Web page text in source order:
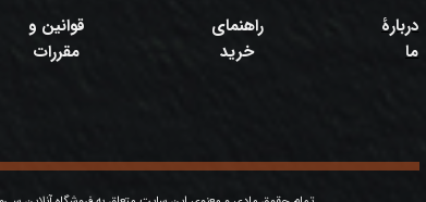
دربارۀ
ما
قوانین و
مقررات
راهنمای
خرید